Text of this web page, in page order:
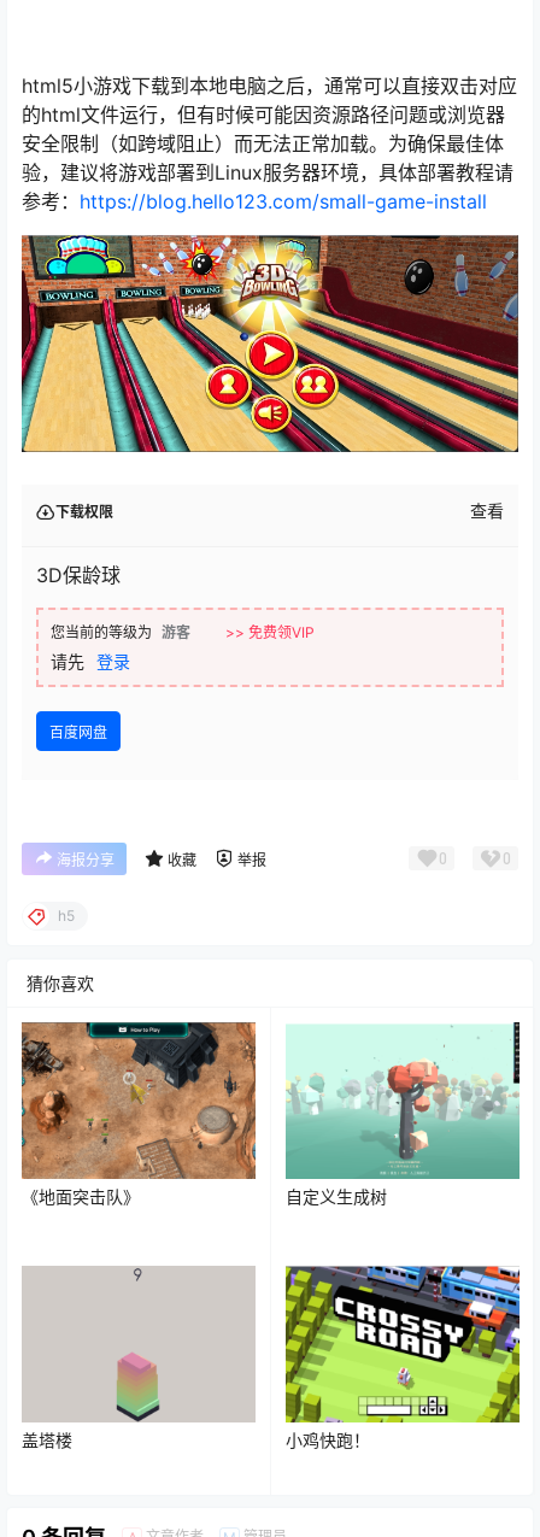
html5小游戏下载到本地电脑之后，通常可以直接双击对应
的html文件运行，但有时候可能因资源路径问题或浏览器
安全限制（如跨域阻止）而无法正常加载。为确保最佳体
验，建议将游戏部署到Linux服务器环境，具体部署教程请
参考： https://blog.hello123.com/small-game-install
下载权限 查看
3D保龄球
您当前的等级为 游客 >> 免费领VIP
请先 登录
百度网盘
海报分享 收藏 举报 0 0
h5
猜你喜欢
《地面突击队》 自定义生成树
盖塔楼 小鸡快跑！